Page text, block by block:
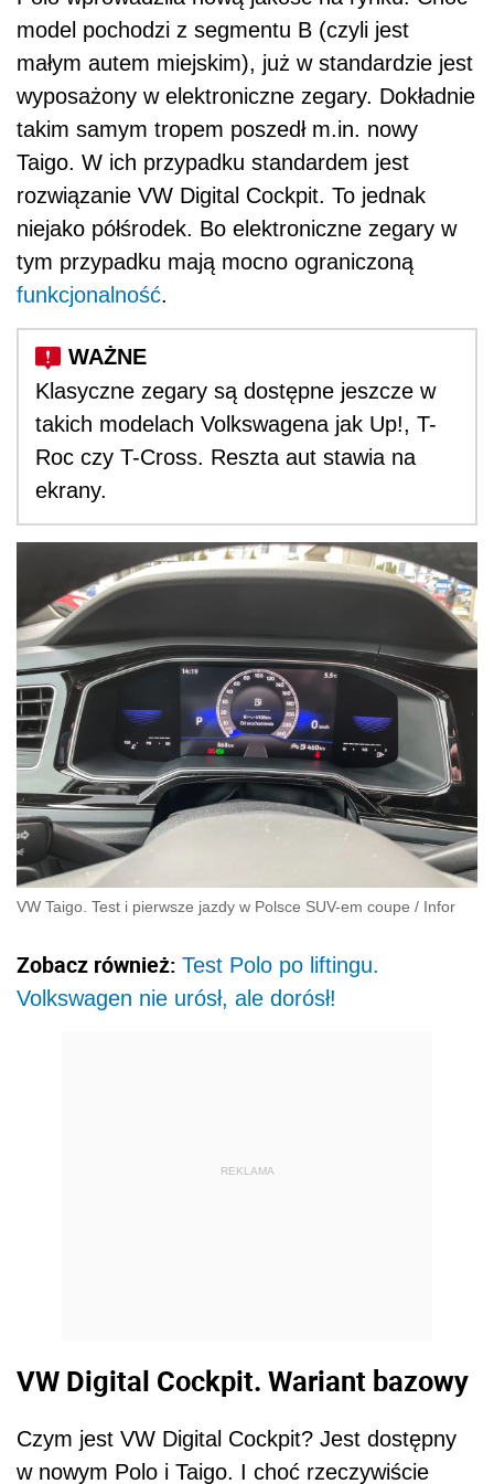
model pochodzi z segmentu B (czyli jest
małym autem miejskim), już w standardzie jest
wyposażony w elektroniczne zegary. Dokładnie
takim samym tropem poszedł m.in. nowy
Taigo. W ich przypadku standardem jest
rozwiązanie VW Digital Cockpit. To jednak
niejako półśrodek. Bo elektroniczne zegary w
tym przypadku mają mocno ograniczoną
funkcjonalność.
Klasyczne zegary są dostępne jeszcze w
takich modelach Volkswagena jak Up!, T-
Roc czy T-Cross. Reszta aut stawia na
ekrany.
VW Taigo. Test i pierwsze jazdy w Polsce SUV-em coupe / Infor
Zobacz również: Test Polo po liftingu.
Volkswagen nie urósł, ale dorósł!
REKLAMA
VW Digital Cockpit. Wariant bazowy
Czym jest VW Digital Cockpit? Jest dostępny
w nowym Polo i Taigo. I choć rzeczywiście